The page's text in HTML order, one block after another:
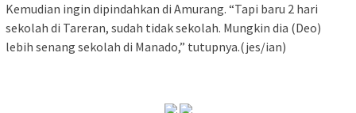
Kemudian ingin dipindahkan di Amurang. “Tapi baru 2 hari
sekolah di Tareran, sudah tidak sekolah. Mungkin dia (Deo)
lebih senang sekolah di Manado,” tutupnya.(jes/ian)